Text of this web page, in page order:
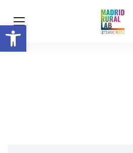
Abrir barra de herramientas